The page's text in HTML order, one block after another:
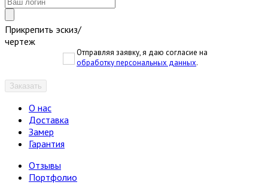
Прикрепить эскиз/
чертеж
Отправляя заявку, я даю согласие на
обработку персональных данных.
Заказать
О нас
Доставка
Замер
Гарантия
Отзывы
Портфолио